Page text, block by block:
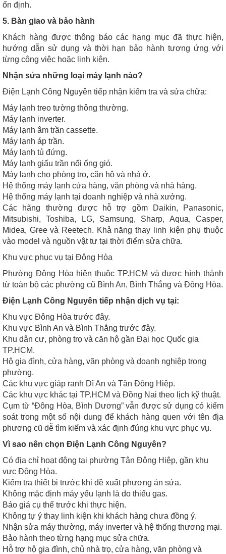
ổn định.
5. Bàn giao và bảo hành
Khách hàng được thông báo các hạng mục đã thực hiện,
hướng dẫn sử dụng và thời hạn bảo hành tương ứng với
từng công việc hoặc linh kiện.
Nhận sửa những loại máy lạnh nào?
Điện Lạnh Công Nguyên tiếp nhận kiểm tra và sửa chữa:
Máy lạnh treo tường thông thường.
Máy lạnh inverter.
Máy lạnh âm trần cassette.
Máy lạnh áp trần.
Máy lạnh tủ đứng.
Máy lạnh giấu trần nối ống gió.
Máy lạnh cho phòng trọ, căn hộ và nhà ở.
Hệ thống máy lạnh cửa hàng, văn phòng và nhà hàng.
Hệ thống máy lạnh tại doanh nghiệp và nhà xưởng.
Các hãng thường được hỗ trợ gồm Daikin, Panasonic,
Mitsubishi, Toshiba, LG, Samsung, Sharp, Aqua, Casper,
Midea, Gree và Reetech. Khả năng thay linh kiện phụ thuộc
vào model và nguồn vật tư tại thời điểm sửa chữa.
Khu vực phục vụ tại Đông Hòa
Phường Đông Hòa hiện thuộc TP.HCM và được hình thành
từ toàn bộ các phường cũ Bình An, Bình Thắng và Đông Hòa.
Điện Lạnh Công Nguyên tiếp nhận dịch vụ tại:
Khu vực Đông Hòa trước đây.
Khu vực Bình An và Bình Thắng trước đây.
Khu dân cư, phòng trọ và căn hộ gần Đại học Quốc gia
TP.HCM.
Hộ gia đình, cửa hàng, văn phòng và doanh nghiệp trong
phường.
Các khu vực giáp ranh Dĩ An và Tân Đông Hiệp.
Các khu vực khác tại TP.HCM và Đồng Nai theo lịch kỹ thuật.
Cụm từ “Đông Hòa, Bình Dương” vẫn được sử dụng có kiểm
soát trong một số nội dung để khách hàng quen với tên địa
phương cũ dễ tìm kiếm và xác định đúng khu vực phục vụ.
Vì sao nên chọn Điện Lạnh Công Nguyên?
Có địa chỉ hoạt động tại phường Tân Đông Hiệp, gần khu
vực Đông Hòa.
Kiểm tra thiết bị trước khi đề xuất phương án sửa.
Không mặc định máy yếu lạnh là do thiếu gas.
Báo giá cụ thể trước khi thực hiện.
Không tự ý thay linh kiện khi khách hàng chưa đồng ý.
Nhận sửa máy thường, máy inverter và hệ thống thương mại.
Bảo hành theo từng hạng mục sửa chữa.
Hỗ trợ hộ gia đình, chủ nhà trọ, cửa hàng, văn phòng và